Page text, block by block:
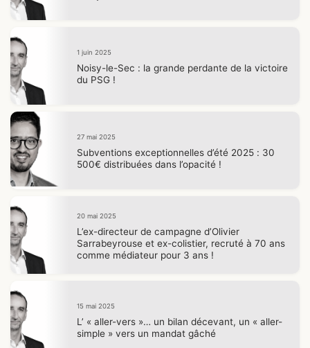
1 juin 2025
Noisy-le-Sec : la grande perdante de la victoire
du PSG !
27 mai 2025
Subventions exceptionnelles d’été 2025 : 30
500€ distribuées dans l’opacité !
20 mai 2025
L’ex-directeur de campagne d’Olivier
Sarrabeyrouse et ex-colistier, recruté à 70 ans
comme médiateur pour 3 ans !
15 mai 2025
L’ « aller-vers »… un bilan décevant, un « aller-
simple » vers un mandat gâché